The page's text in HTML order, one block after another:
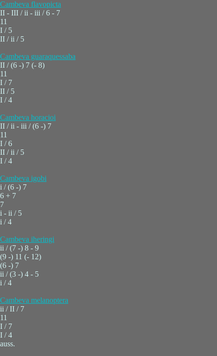
Cambeva flavopicta
II - III / ii - iii / 6 - 7
11
I / 5
II / ii / 5
Cambeva guaraquessaba
II / (6 -) 7 (- 8)
11
I / 7
II / 5
I / 4
Cambeva horacioi
II / ii - iii / (6 -) 7
11
I / 6
II / ii / 5
I / 4
Cambeva igobi
i / (6 -) 7
6 + 7
7
i - ii / 5
i / 4
Cambeva iheringi
ii / (7 -) 8 - 9
(9 -) 11 (- 12)
(6 -) 7
ii / (3 -) 4 - 5
i / 4
Cambeva melanoptera
ii / II / 7
11
I / 7
I / 4
auss.